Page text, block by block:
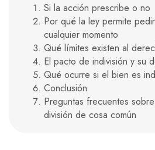
Si la acción prescribe o no
Por qué la ley permite
cualquier momento
Qué límites existen al
El pacto de indivisión y su
Qué ocurre si el bien es
Conclusión
Preguntas frecuentes
división de cosa común